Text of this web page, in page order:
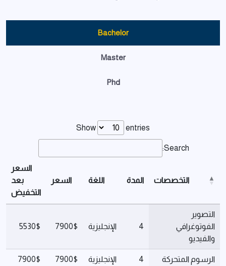
Bachelor
Master
Phd
Show entries
Search:
التخصصات المدة اللغة السعر
السعر
بعد
التخفيض
التصوير
الفوتوغرافي
والفيديو
4 الإنجليزية 7900$
5530$
الرسوم المتحركة 4 الإنجليزية 7900$
7900$